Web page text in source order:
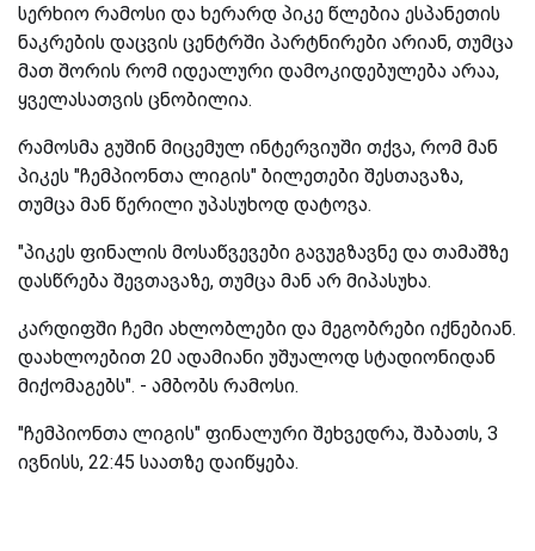
სერხიო რამოსი და ხერარდ პიკე წლებია ესპანეთის
ნაკრების დაცვის ცენტრში პარტნირები არიან, თუმცა
მათ შორის რომ იდეალური დამოკიდებულება არაა,
ყველასათვის ცნობილია.
რამოსმა გუშინ მიცემულ ინტერვიუში თქვა, რომ მან
პიკეს "ჩემპიონთა ლიგის" ბილეთები შესთავაზა,
თუმცა მან წერილი უპასუხოდ დატოვა.
"პიკეს ფინალის მოსაწვევები გავუგზავნე და თამაშზე
დასწრება შევთავაზე, თუმცა მან არ მიპასუხა.
კარდიფში ჩემი ახლობლები და მეგობრები იქნებიან.
დაახლოებით 20 ადამიანი უშუალოდ სტადიონიდან
მიქომაგებს". - ამბობს რამოსი.
"ჩემპიონთა ლიგის" ფინალური შეხვედრა, შაბათს, 3
ივნისს, 22:45 საათზე დაიწყება.